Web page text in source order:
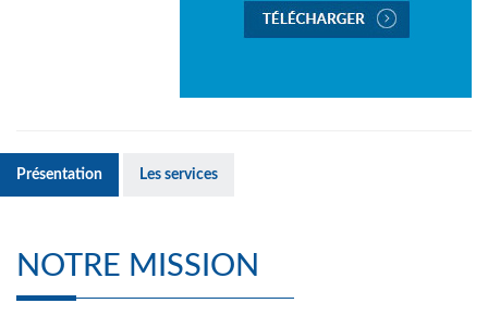
Présentation Les services
NOTRE MISSION